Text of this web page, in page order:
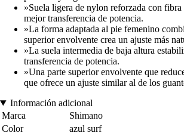
»Suela ligera de nylon reforzada con
mejor transferencia de potencia.
»La forma adaptada al pie femenino
superior envolvente crea un ajuste más
»La suela intermedia de baja altura
transferencia de potencia.
»Una parte superior envolvente que
que ofrece un ajuste similar al de los
Información adicional
Marca
Shimano
Color
azul surf